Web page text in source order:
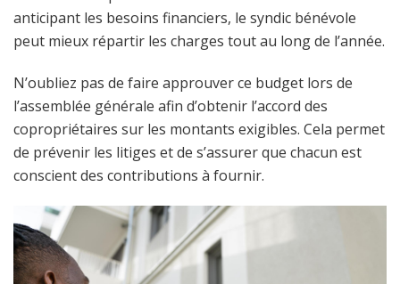
anticipant les besoins financiers, le syndic bénévole
peut mieux répartir les charges tout au long de l’année.
N’oubliez pas de faire approuver ce budget lors de
l’assemblée générale afin d’obtenir l’accord des
copropriétaires sur les montants exigibles. Cela permet
de prévenir les litiges et de s’assurer que chacun est
conscient des contributions à fournir.